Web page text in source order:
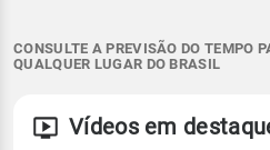
CONSULTE A PREVISÃO DO TEMPO
QUALQUER LUGAR DO BRASIL
Vídeos em